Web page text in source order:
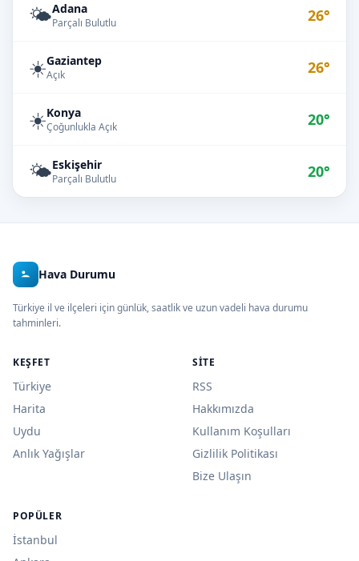
🌤️Adana
Parçalı Bulutlu 26°
☀️Gaziantep
Açık 26°
☀️Konya
Çoğunlukla Açık 20°
🌤️Eskişehir
Parçalı Bulutlu 20°
Hava Durumu
Türkiye il ve ilçeleri için günlük, saatlik ve uzun vadeli hava durumu
tahminleri.
KEŞFET
Türkiye
Harita
Uydu
Anlık Yağışlar
SITE
RSS
Hakkımızda
Kullanım Koşulları
Gizlilik Politikası
Bize Ulaşın
POPÜLER
İstanbul